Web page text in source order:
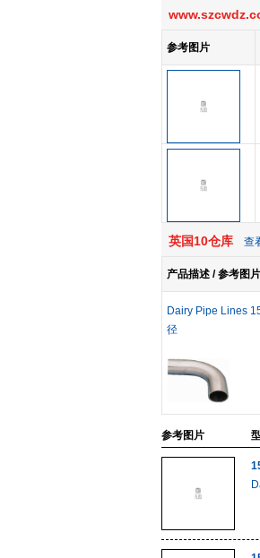
参考图片
英国10仓库 查
产品描述 / 参考图片
Dairy Pipe Lines
径
参考图片